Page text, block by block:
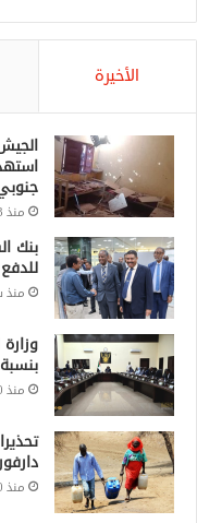
الأخيرة
منذ 23 دقيقة
بنك
منذ
بنسبة 9% في 2026 واستمرار تراجع التضخم
منذ 10 ساعات
دارفور
منذ 10 ساعات